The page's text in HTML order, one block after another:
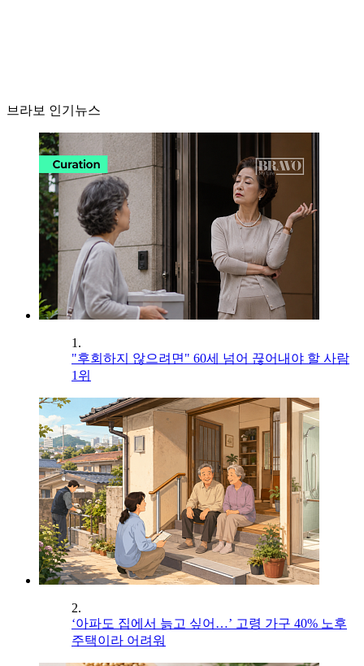
브라보 인기뉴스
1.
"후회하지 않으려면" 60세 넘어 끊어내야 할 사람
1위
2.
‘아파도 집에서 늙고 싶어…’ 고령 가구 40% 노후
주택이라 어려워